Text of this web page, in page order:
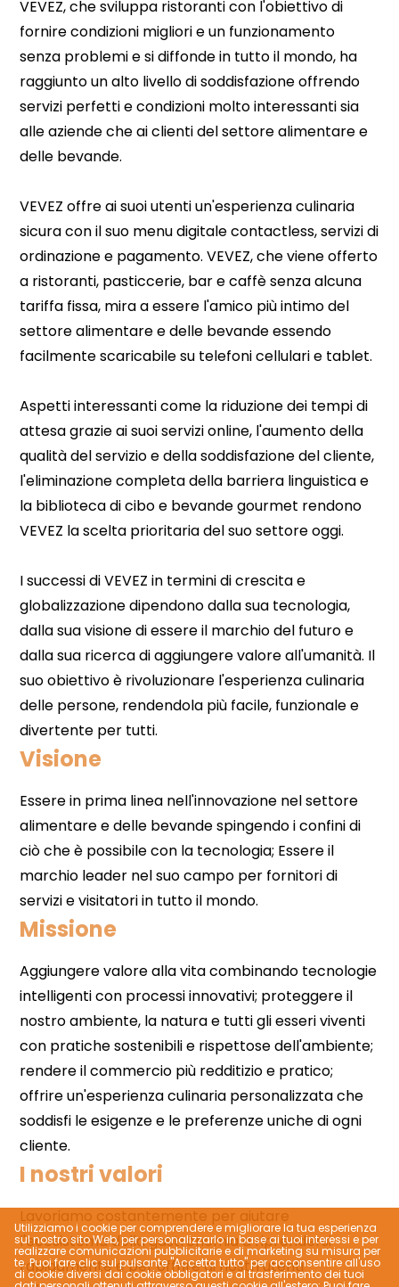
Utilizziamo i cookie per comprendere e migliorare la tua esperienza
sul nostro sito Web, per personalizzarlo in base ai tuoi interessi e per
realizzare comunicazioni pubblicitarie e di marketing su misura per
te. Puoi fare clic sul pulsante "Accetta tutto" per acconsentire all'uso
di cookie diversi dai cookie obbligatori e al trasferimento dei tuoi
Visione
Missione
I nostri valori